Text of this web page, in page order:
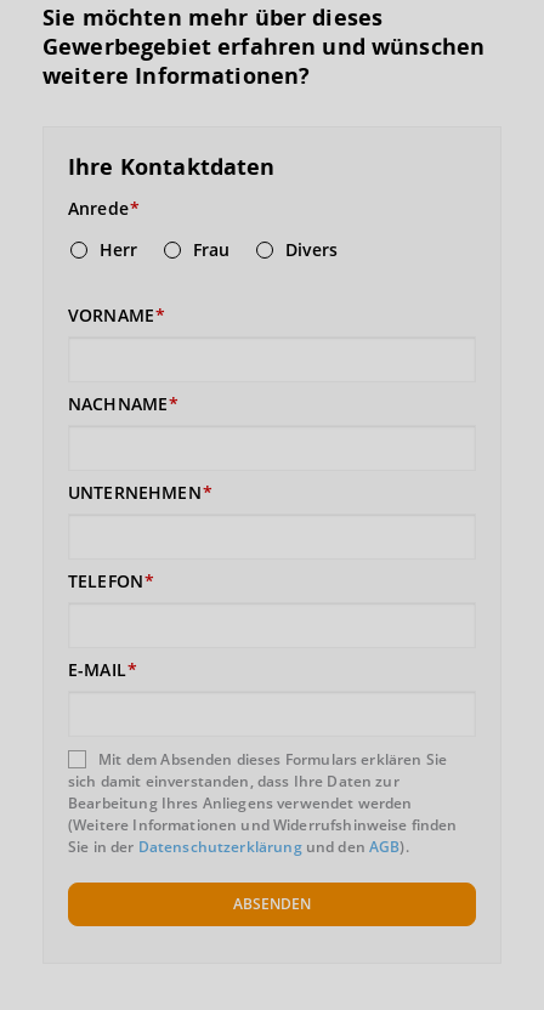
Sie möchten mehr über dieses
Gewerbegebiet erfahren und wünschen
weitere Informationen?
Ihre Kontaktdaten
Anrede
Herr
Frau Divers
VORNAME
NACHNAME
UNTERNEHMEN
TELEFON
E-MAIL
Mit dem Absenden dieses Formulars erklären Sie
sich damit einverstanden, dass Ihre Daten zur
Bearbeitung Ihres Anliegens verwendet werden
(Weitere Informationen und Widerrufshinweise finden
Sie in der Datenschutzerklärungund denAGB).
ABSENDEN